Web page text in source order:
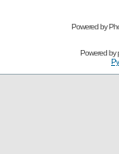
Powered by
Powered by